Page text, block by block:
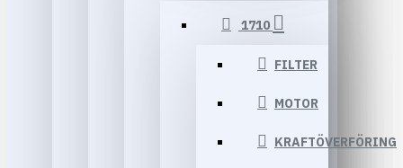
1710
FILTER
MOTOR
KRAFTÖVERFÖRING